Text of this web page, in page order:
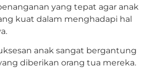
yang tepat agar anak
kuat dalam menghadapi hal
anak sangat bergantung
diberikan orang tua mereka.